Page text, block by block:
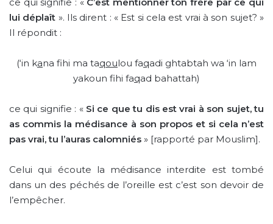
lui déplaît ». Ils dirent : « Est si cela est vrai à son sujet? »
Il répondit :
(‘in kana fhi ma taqoulou faqadi ghtabtah wa ‘in lam
yakoun fhi faqad bahattah)
ce qui signifie : « Si ce que tu dis est vrai à son sujet, tu
as commis la médisance à son propos et si cela n’est
pas vrai, tu l’auras calomniés » [rapporté par Mouslim].
Celui qui écoute la médisance interdite est tombé
dans un des péchés de l’oreille est c’est son devoir de
l’empêcher.